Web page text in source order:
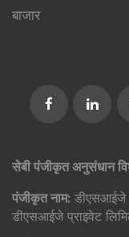
बाजार
सेबी पंजीकृत अनुसंधान
पंजीकृत नाम: डीएसआईजे
डीएसआईजे प्राइवेट